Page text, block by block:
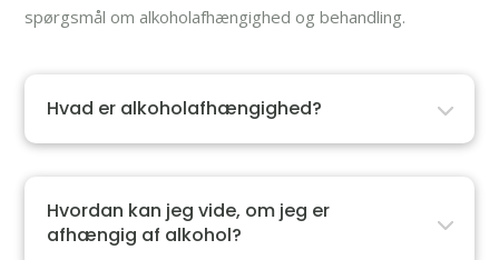
spørgsmål om alkoholafhængighed og behandling.
Hvad er alkoholafhængighed?
Hvordan kan jeg vide, om jeg er
afhængig af alkohol?